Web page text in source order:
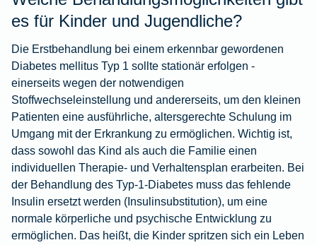
es für Kinder und Jugendliche?
Die Erstbehandlung bei einem erkennbar gewordenen
Diabetes mellitus Typ 1 sollte stationär erfolgen -
einerseits wegen der notwendigen
Stoffwechseleinstellung und andererseits, um den kleinen
Patienten eine ausführliche, altersgerechte Schulung im
Umgang mit der Erkrankung zu ermöglichen. Wichtig ist,
dass sowohl das Kind als auch die Familie einen
individuellen Therapie- und Verhaltensplan erarbeiten. Bei
der Behandlung des Typ-1-Diabetes muss das fehlende
Insulin ersetzt werden (Insulinsubstitution), um eine
normale körperliche und psychische Entwicklung zu
ermöglichen. Das heißt, die Kinder spritzen sich ein Leben